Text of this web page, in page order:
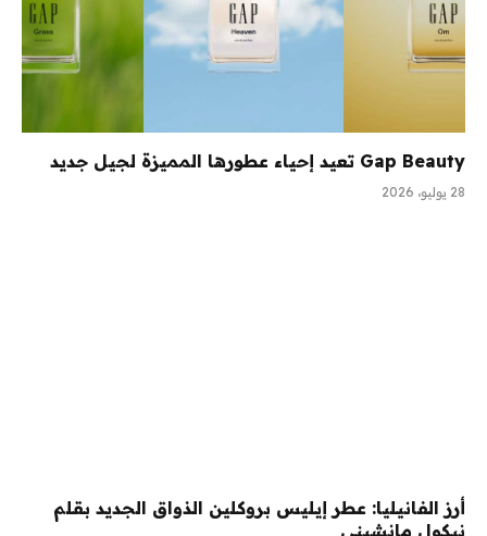
Gap Beauty تعيد إحياء عطورها المميزة لجيل جديد
28 يوليو، 2026
أرز الفانيليا: عطر إيليس بروكلين الذواق الجديد بقلم
نيكول مانشيني